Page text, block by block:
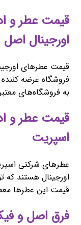
اورجینال اصل
قیمت عطرهای
فروشگاه عرضه
به فروشگاه‌های
اسپریت
عطرهای شرکتی
اورجینال هستند
قیمت این عطرها